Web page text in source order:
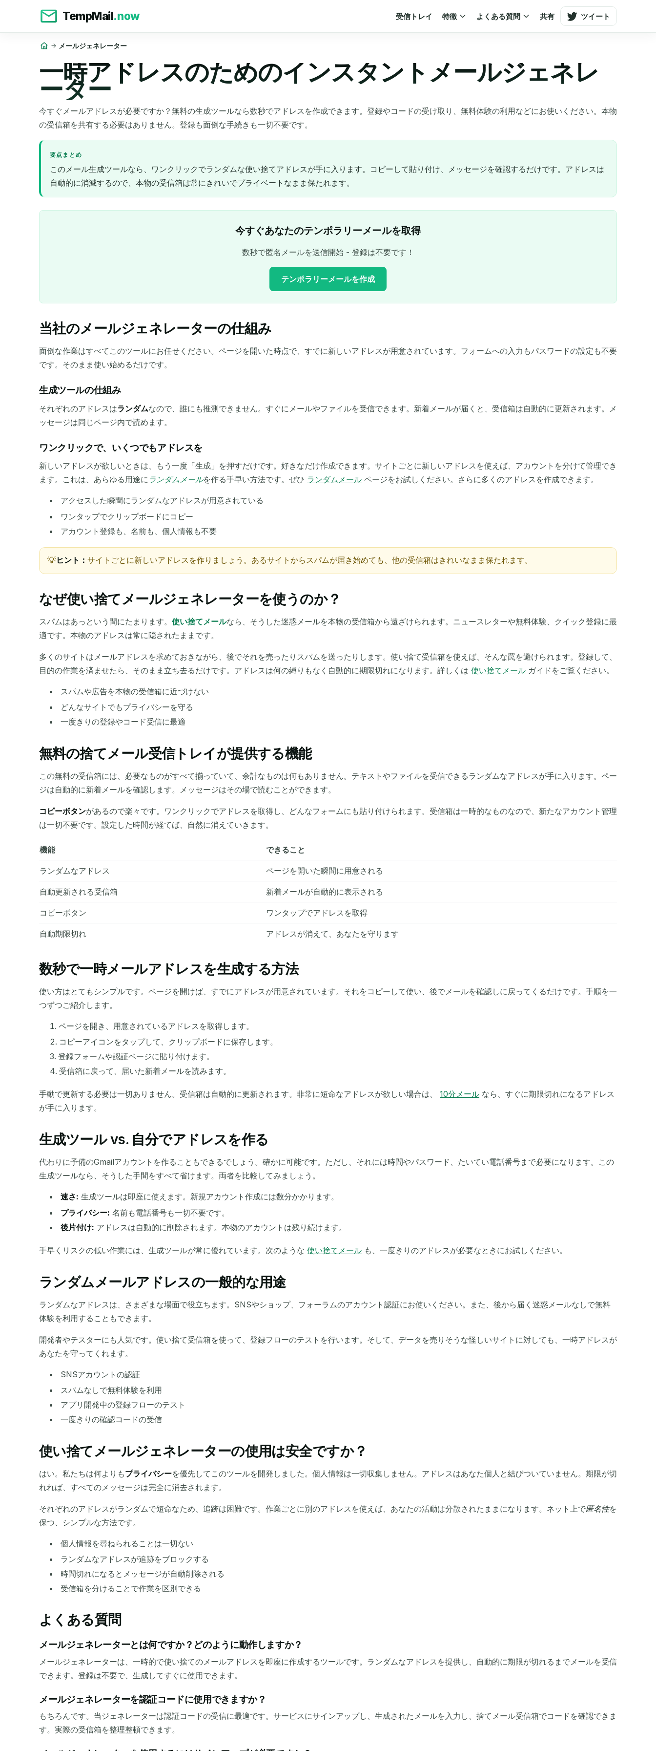
TempMail.now 受信トレイ 特徴 よくある質問 共有 ツイート
メールジェネレーター
一時アドレスのためのインスタントメールジェネレ
ーター
今すぐメールアドレスが必要ですか？無料の生成ツールなら数秒でアドレスを作成できます。登録やコードの受け取り、無料体験の利用などにお使いください。本物
の受信箱を共有する必要はありません。登録も面倒な手続きも一切不要です。
要点まとめ
このメール生成ツールなら、ワンクリックでランダムな使い捨てアドレスが手に入ります。コピーして貼り付け、メッセージを確認するだけです。アドレスは
自動的に消滅するので、本物の受信箱は常にきれいでプライベートなまま保たれます。
今すぐあなたのテンポラリーメールを取得
数秒で匿名メールを送信開始 - 登録は不要です！
テンポラリーメールを作成
あなたの一時メールアドレス:
選択したものを削除 メールを変更 更新
送信者 件名 アクション
更新
当社のメールジェネレーターの仕組み
面倒な作業はすべてこのツールにお任せください。ページを開いた時点で、すでに新しいアドレスが用意されています。フォームへの入力もパスワードの設定も不要
です。そのまま使い始めるだけです。
生成ツールの仕組み
それぞれのアドレスはランダムなので、誰にも推測できません。すぐにメールやファイルを受信できます。新着メールが届くと、受信箱は自動的に更新されます。メ
ッセージは同じページ内で読めます。
ワンクリックで、いくつでもアドレスを
新しいアドレスが欲しいときは、もう一度「生成」を押すだけです。好きなだけ作成できます。サイトごとに新しいアドレスを使えば、アカウントを分けて管理でき
ます。これは、あらゆる用途に ランダムメールを作る手早い方法です。ぜひ ランダムメール ページをお試しください。さらに多くのアドレスを作成できます。
アクセスした瞬間にランダムなアドレスが用意されている
ワンタップでクリップボードにコピー
アカウント登録も、名前も、個人情報も不要
ヒント： サイトごとに新しいアドレスを作りましょう。あるサイトからスパムが届き始めても、他の受信箱はきれいなまま保たれます。
なぜ使い捨てメールジェネレーターを使うのか？
スパムはあっという間にたまります。 使い捨てメールなら、そうした迷惑メールを本物の受信箱から遠ざけられます。ニュースレターや無料体験、クイック登録に最
適です。本物のアドレスは常に隠されたままです。
多くのサイトはメールアドレスを求めておきながら、後でそれを売ったりスパムを送ったりします。使い捨て受信箱を使えば、そんな罠を避けられます。登録して、
目的の作業を済ませたら、そのまま立ち去るだけです。アドレスは何の縛りもなく自動的に期限切れになります。詳しくは 使い捨てメール ガイドをご覧ください。
スパムや広告を本物の受信箱に近づけない
どんなサイトでもプライバシーを守る
一度きりの登録やコード受信に最適
無料の捨てメール受信トレイが提供する機能
この無料の受信箱には、必要なものがすべて揃っていて、余計なものは何もありません。テキストやファイルを受信できるランダムなアドレスが手に入ります。ペー
ジは自動的に新着メールを確認します。メッセージはその場で読むことができます。
コピーボタンがあるので楽々です。ワンクリックでアドレスを取得し、どんなフォームにも貼り付けられます。受信箱は一時的なものなので、新たなアカウント管理
は一切不要です。設定した時間が経てば、自然に消えていきます。
機能 できること
ランダムなアドレス ページを開いた瞬間に用意される
自動更新される受信箱 新着メールが自動的に表示される
コピーボタン ワンタップでアドレスを取得
自動期限切れ アドレスが消えて、あなたを守ります
数秒で一時メールアドレスを生成する方法
使い方はとてもシンプルです。ページを開けば、すでにアドレスが用意されています。それをコピーして使い、後でメールを確認しに戻ってくるだけです。手順を一
つずつご紹介します。
ページを開き、用意されているアドレスを取得します。
コピーアイコンをタップして、クリップボードに保存します。
登録フォームや認証ページに貼り付けます。
受信箱に戻って、届いた新着メールを読みます。
手動で更新する必要は一切ありません。受信箱は自動的に更新されます。非常に短命なアドレスが欲しい場合は、 10分メール なら、すぐに期限切れになるアドレス
が手に入ります。
生成ツール vs. 自分でアドレスを作る
代わりに予備のGmailアカウントを作ることもできるでしょう。確かに可能です。ただし、それには時間やパスワード、たいてい電話番号まで必要になります。この
生成ツールなら、そうした手間をすべて省けます。両者を比較してみましょう。
速さ: 生成ツールは即座に使えます。新規アカウント作成には数分かかります。
プライバシー: 名前も電話番号も一切不要です。
後片付け: アドレスは自動的に削除されます。本物のアカウントは残り続けます。
手早くリスクの低い作業には、生成ツールが常に優れています。次のような 使い捨てメール も、一度きりのアドレスが必要なときにお試しください。
ランダムメールアドレスの一般的な用途
ランダムなアドレスは、さまざまな場面で役立ちます。SNSやショップ、フォーラムのアカウント認証にお使いください。また、後から届く迷惑メールなしで無料
体験を利用することもできます。
開発者やテスターにも人気です。使い捨て受信箱を使って、登録フローのテストを行います。そして、データを売りそうな怪しいサイトに対しても、一時アドレスが
あなたを守ってくれます。
SNSアカウントの認証
スパムなしで無料体験を利用
アプリ開発中の登録フローのテスト
一度きりの確認コードの受信
使い捨てメールジェネレーターの使用は安全ですか？
はい。私たちは何よりもプライバシーを優先してこのツールを開発しました。個人情報は一切収集しません。アドレスはあなた個人と結びついていません。期限が切
れれば、すべてのメッセージは完全に消去されます。
それぞれのアドレスがランダムで短命なため、追跡は困難です。作業ごとに別のアドレスを使えば、あなたの活動は分散されたままになります。ネット上で匿名性を
保つ、シンプルな方法です。
個人情報を尋ねられることは一切ない
ランダムなアドレスが追跡をブロックする
時間切れになるとメッセージが自動削除される
受信箱を分けることで作業を区別できる
よくある質問
メールジェネレーターとは何ですか？どのように動作しますか？
メールジェネレーターは、一時的で使い捨てのメールアドレスを即座に作成するツールです。ランダムなアドレスを提供し、自動的に期限が切れるまでメールを受信
できます。登録は不要で、生成してすぐに使用できます。
メールジェネレーターを認証コードに使用できますか？
もちろんです。当ジェネレーターは認証コードの受信に最適です。サービスにサインアップし、生成されたメールを入力し、捨てメール受信箱でコードを確認できま
す。実際の受信箱を整理整頓できます。